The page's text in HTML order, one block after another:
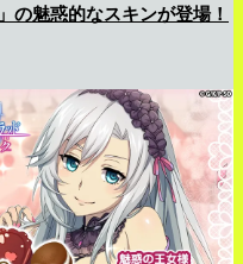
の魅惑的なスキンが登場！